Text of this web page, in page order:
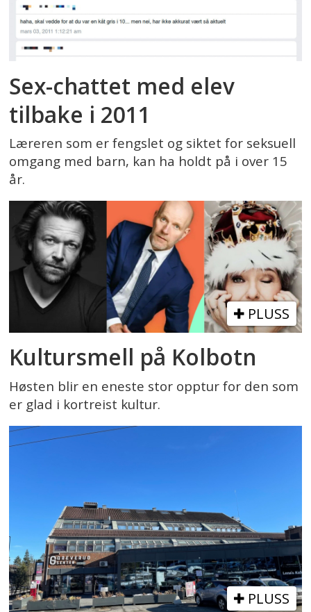
Sex-chattet med elev
tilbake i 2011
Læreren som er fengslet og siktet for seksuell
omgang med barn, kan ha holdt på i over 15
år.
PLUSS
Kultursmell på Kolbotn
Høsten blir en eneste stor opptur for den som
er glad i kortreist kultur.
PLUSS